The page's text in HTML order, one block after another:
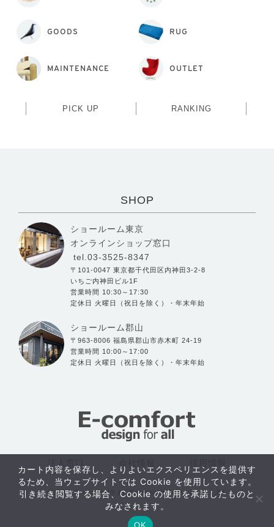
おすすめ
GOODS RUG
MAINTENANCE OUTLET
PICK UP RANKING
SHOP
ショールーム東京
オンラインショップ窓口
tel.03-3525-8347
〒101-0047 東京都千代田区内神田3-2-8
いちご内神田ビル1F
営業時間 10:30～17:30
定休日 火曜日（祝日を除く）・年末年始
ショールーム郡山
〒963-8006 福島県郡山市赤木町 24-19
営業時間 10:00～17:00
定休日 火曜日（祝日を除く）・年末年始
©2004- E-comfort® by Kawaguchi furniture Co.,ltd.
カート内容を保存し、よりよいエクスペリエンスを提供す
るため、当ウェブサイトでは Cookie を使用しています。
引き続き閲覧する場合、Cookie の使用を承諾したものと
みなされます。
OK